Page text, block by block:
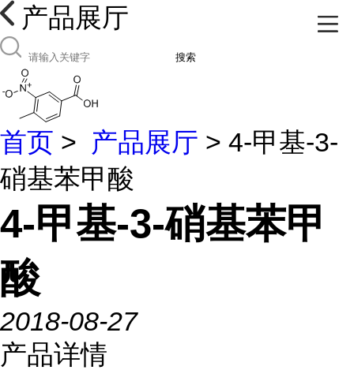
产品展厅
搜索
首页 > 产品展厅 > 4-甲基-3-
硝基苯甲酸
4-甲基-3-硝基苯甲
酸
2018-08-27
产品详情